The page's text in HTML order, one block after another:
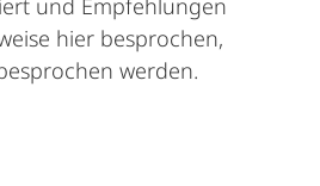
und Empfehlungen
hier besprochen,
werden.